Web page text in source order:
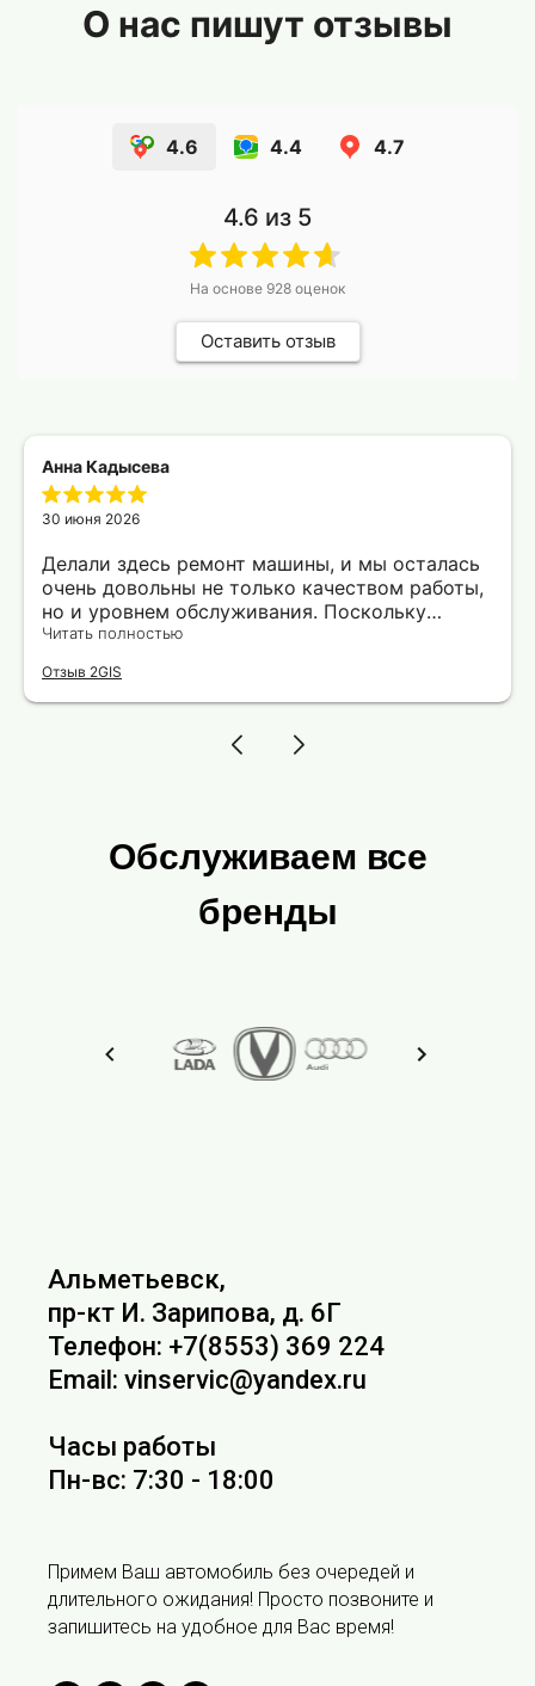
О нас пишут отзывы
4.6 4.4 4.7
4.6 из 5
На основе 928 оценок
Оставить отзыв
Анна Кадысева
30 июня 2026
Делали здесь ремонт машины, и мы осталась
очень довольны не только качеством работы,
но и уровнем обслуживания. Поскольку
машину пришлось оставить утром, для меня
добраться до работы. Мастер автосервиса
любезно предложил подвезти меня, за что ему
отдельная благодарность. Сервис, где
действительно ценят и уважают своих
Читать полностью
Отзыв 2GIS
Обслуживаем все
бренды
Альметьевск,
пр-кт И. Зарипова, д. 6Г
Телефон: +7(8553) 369 224
Email: vinservic@yandex.ru
Часы работы
Пн-вс: 7:30 - 18:00
Примем Ваш автомобиль без очередей и
длительного ожидания! Просто позвоните и
запишитесь на удобное для Вас время!